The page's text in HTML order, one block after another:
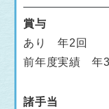
賞与
あり 年2回
前年度実績 年
諸手当